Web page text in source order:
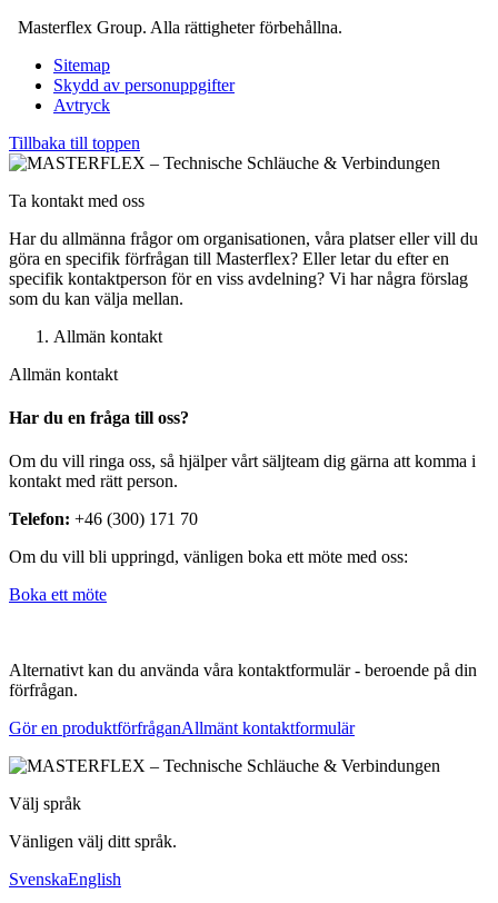
Masterflex Group. Alla rättigheter förbehållna.
Sitemap
Skydd av personuppgifter
Avtryck
Tillbaka till toppen
Ta kontakt med oss
Har du allmänna frågor om organisationen, våra platser eller vill du
göra en specifik förfrågan till Masterflex? Eller letar du efter en
specifik kontaktperson för en viss avdelning? Vi har några förslag
som du kan välja mellan.
Allmän kontakt
Allmän kontakt
Har du en fråga till oss?
Om du vill ringa oss, så hjälper vårt säljteam dig gärna att komma i
kontakt med rätt person.
Telefon: +46 (300) 171 70
Om du vill bli uppringd, vänligen boka ett möte med oss:
Boka ett möte
Alternativt kan du använda våra kontaktformulär - beroende på din
förfrågan.
Gör en produktförfråganAllmänt kontaktformulär
Välj språk
Vänligen välj ditt språk.
SvenskaEnglish